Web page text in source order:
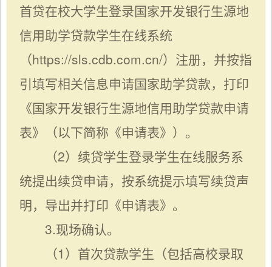
首贷在校大学生登录国家开发银行生源地
信用助学贷款学生在线系统
（https://sls.cdb.com.cn/）注册，并按指
引填写相关信息申请国家助学贷款，打印
《国家开发银行生源地信用助学贷款申请
表》（以下简称《申请表》）。
（2）续贷学生登录学生在线服务系
统提出续贷申请，按系统提示填写续贷声
明，导出并打印《申请表》。
3.现场确认。
（1）首次贷款学生（包括高校录取